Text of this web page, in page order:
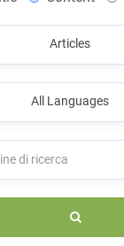
Articles
All Languages